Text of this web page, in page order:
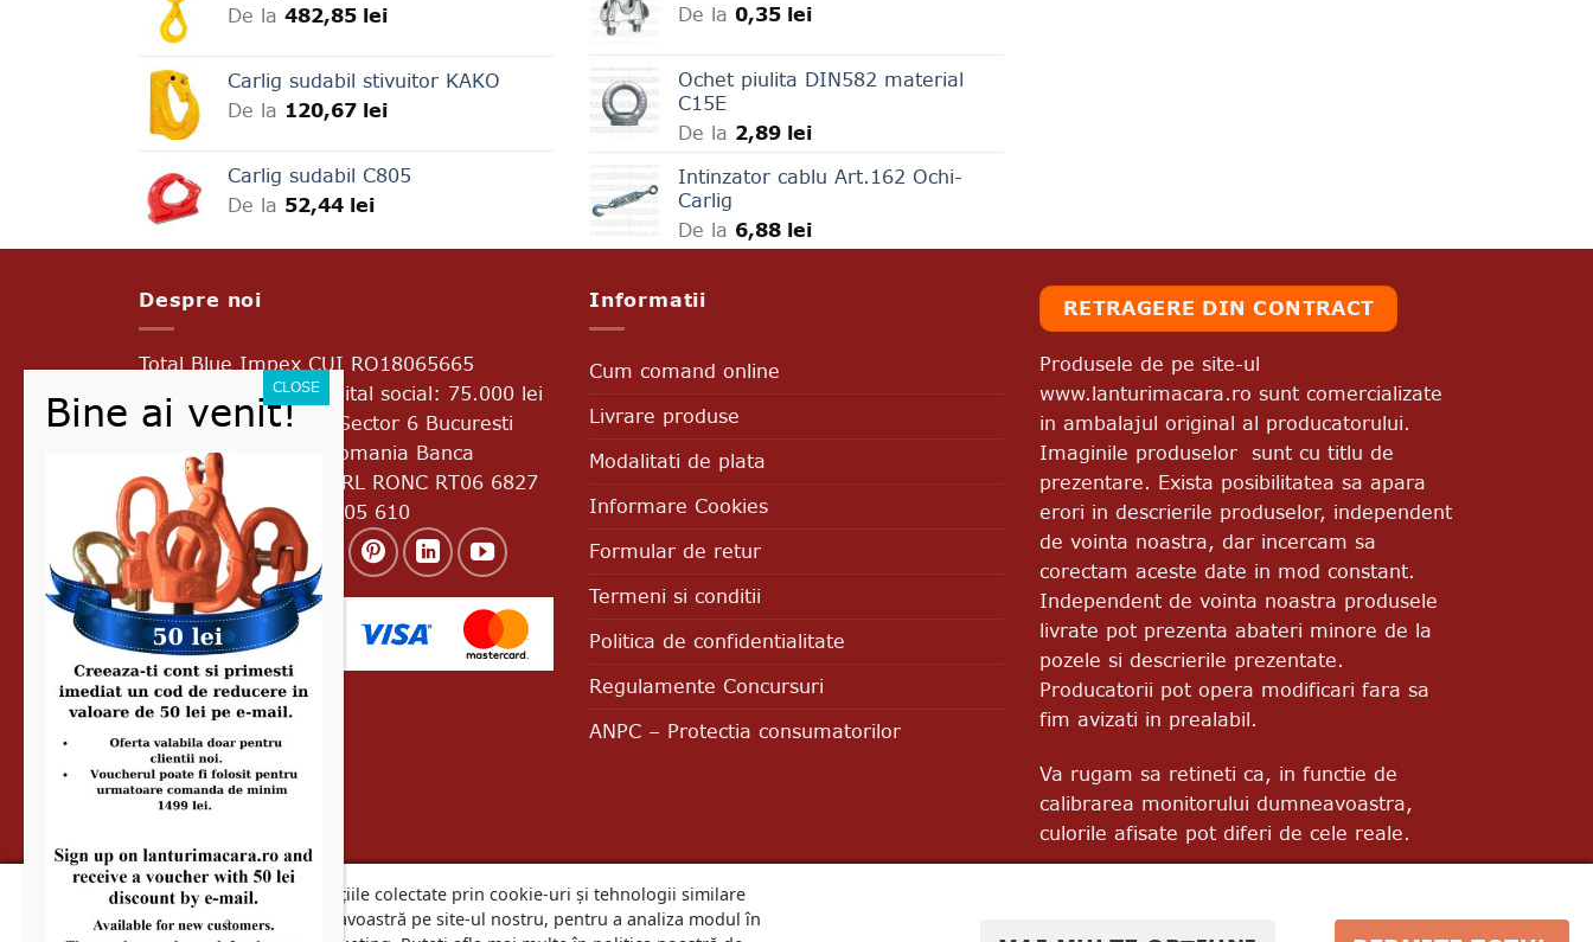
De la 482,85 lei
Carlig sudabil stivuitor KAKO
De la 120,67 lei
Carlig sudabil C805
De la 52,44 lei
De la 0,35 lei
Ochet piulita DIN582 material
C15E
De la 2,89 lei
Intinzator cablu Art.162 Ochi-
Carlig
De la 6,88 lei
Despre noi
Total Blue ImpexCUI RO18065665
J2005017776403 Capital social: 75.000 lei
Bd. Uverturii Nr.69A Sector 6 Bucuresti
Cod postal 060933 Romania Banca
Transilvania RO45 BTRL RONC RT06 6827
8601 Telefon: 0728 305 610
Informatii
Cum comand online
Livrare produse
Modalitati de plata
Informare Cookies
Formular de retur
Termeni si conditii
Politica de confidentialitate
Regulamente Concursuri
ANPC – Protectia consumatorilor
RETRAGERE DIN CONTRACT
Produsele de pe site-ul
www.lanturimacara.ro sunt comercializate
in ambalajul original al producatorului.
Imaginile produselor sunt cu titlu de
prezentare. Exista posibilitatea sa apara
erori in descrierile produselor, independent
de vointa noastra, dar incercam sa
corectam aceste date in mod constant.
Independent de vointa noastra produsele
livrate pot prezenta abateri minore de la
pozele si descrierile prezentate.
Producatorii pot opera modificari fara sa
fim avizati in prealabil.
Va rugam sa retineti ca, in functie de
calibrarea monitorului dumneavoastra,
culorile afisate pot diferi de cele reale.
Noi și partenerii noștri folosim informațiile colectate prin cookie-uri și tehnologii similare
pentru a îmbunătăți experiența dumneavoastră pe site-ul nostru, pentru a analiza modul în